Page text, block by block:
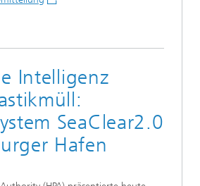
Intelligenz
SeaClear2.0
Hafen